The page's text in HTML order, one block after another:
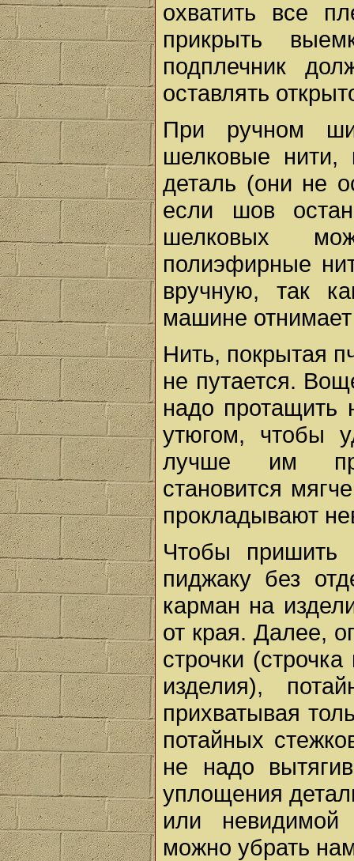
охватить все
прикрыть
подплечник
оставлять
При ручном
шелковые нити,
деталь (они не
если шов
шелковых
полиэфирные
вручную, так
машине
Нить, покрытая
не путается.
надо протащить
утюгом, чтобы
лучше им
становится
прокладывают
Чтобы пришить
пиджаку без
карман на
от края. Далее,
строчки
изделия),
прихватывая
потайных
не надо
уплощения
или невидимой
можно убрать